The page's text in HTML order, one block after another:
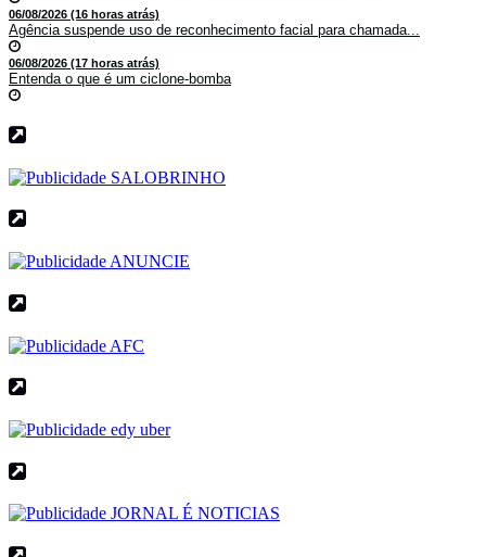
06/08/2026 (16 horas atrás)
Agência suspende uso de reconhecimento facial para chamada...
06/08/2026 (17 horas atrás)
Entenda o que é um ciclone-bomba